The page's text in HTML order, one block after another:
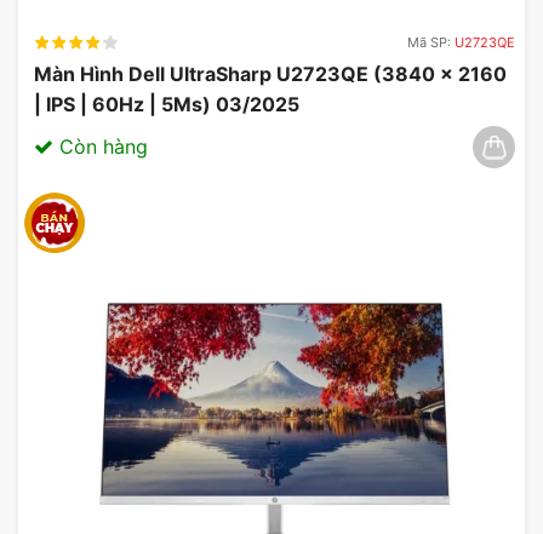
Cấu Hình Kỹ Thuật
Kích thước: 27 inch
Độ phân giải: Full HD (1920 x 1080)
Panel: VA
Tần số làm mới: 165Hz
Mã SP: U2723QE
Màn Hình Dell UltraSharp U2723QE (3840 x 2160
| IPS | 60Hz | 5Ms) 03/2025
Còn hàng